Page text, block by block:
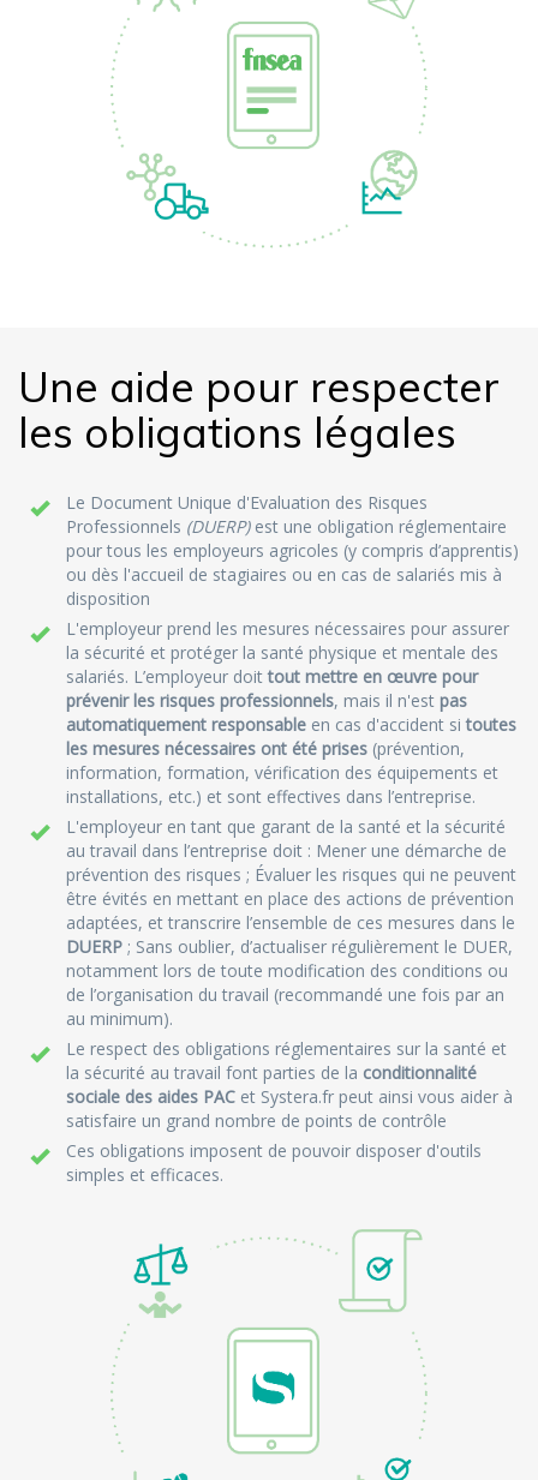
Une aide pour respecter
les obligations légales
Le Document Unique d'Evaluation des Risques
Professionnels (DUERP)est une obligation réglementaire
pour tous les employeurs agricoles (y compris d’apprentis)
ou dès l'accueil de stagiaires ou en cas de salariés mis à
disposition
L'employeur prend les mesures nécessaires pour assurer
la sécurité et protéger la santé physique et mentale des
salariés. L’employeur doittout mettre en œuvre pour
prévenir les risques professionnels, mais il n'est pas
automatiquement responsable en cas d'accident sitoutes
les mesures nécessaires ont été prises (prévention,
information, formation, vérification des équipements et
installations, etc.) et sont effectives dans l’entreprise.
L'employeur en tant que garant de la santé et la sécurité
au travail dans l’entreprise doit : Mener une démarche de
prévention des risques ; Évaluer les risques qui ne peuvent
être évités en mettant en place des actions de prévention
adaptées, et transcrire l’ensemble de ces mesures dans le
DUERP ; Sans oublier, d’actualiser régulièrement le DUER,
notamment lors de toute modification des conditions ou
de l’organisation du travail (recommandé une fois par an
au minimum).
Le respect des obligations réglementaires sur la santé et
la sécurité au travail font parties de la conditionnalité
sociale des aides PAC et Systera.fr peut ainsi vous aider à
satisfaire un grand nombre de points de contrôle
Ces obligations imposent de pouvoir disposer d'outils
simples et efficaces.